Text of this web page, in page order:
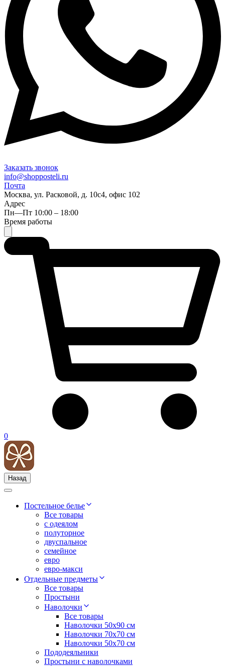
Заказать звонок
info@shopposteli.ru
Почта
Москва, ул. Расковой, д. 10с4, офис 102
Адрес
Пн—Пт 10:00 – 18:00
Время работы
0
Назад
Постельное белье
Все товары
с одеялом
полуторное
двуспальное
семейное
евро
евро-макси
Отдельные предметы
Все товары
Простыни
Наволочки
Все товары
Наволочки 50x90 см
Наволочки 70x70 cм
Наволочки 50х70 см
Пододеяльники
Простыни с наволочками